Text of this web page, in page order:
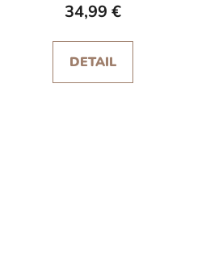
34,99 €
DETAIL